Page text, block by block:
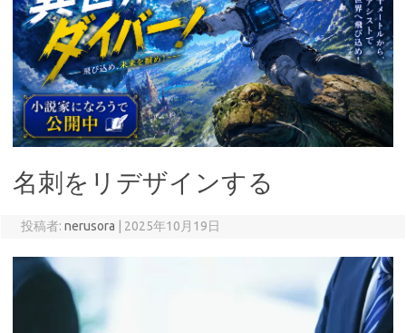
名刺をリデザインする
投稿者: nerusora 2025年10月19日